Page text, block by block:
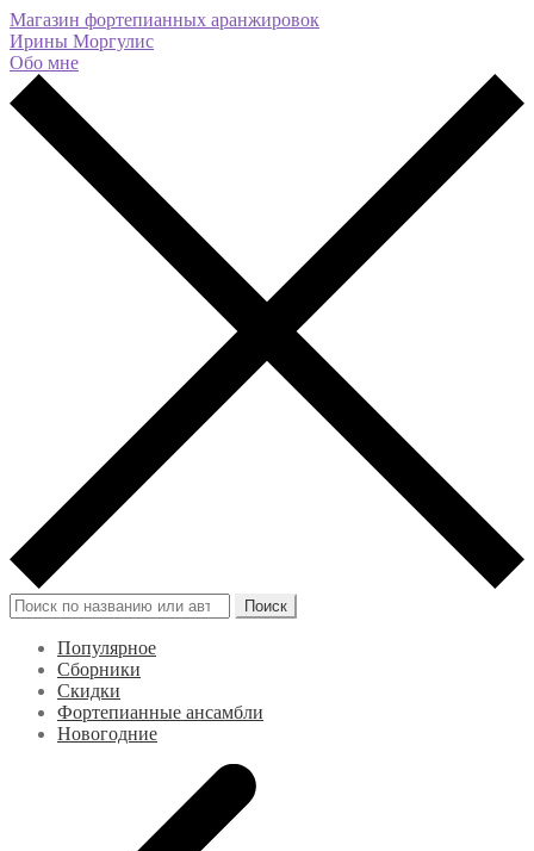
Магазин фортепианных аранжировок
Ирины Моргулис
Обо мне
Искать: Поиск
Популярное
Сборники
Скидки
Фортепианные ансамбли
Новогодние